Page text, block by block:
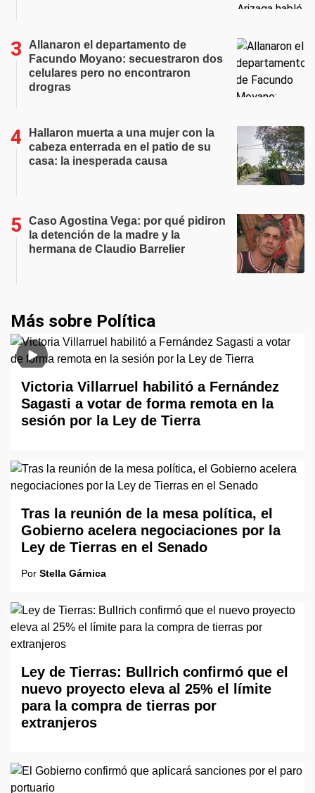
Allanaron el departamento de
Facundo Moyano: secuestraron dos
celulares pero no encontraron
drogras
Hallaron muerta a una mujer con la
cabeza enterrada en el patio de su
casa: la inesperada causa
Caso Agostina Vega: por qué pidiron
la detención de la madre y la
hermana de Claudio Barrelier
Más sobre Política
Victoria Villarruel habilitó a Fernández
Sagasti a votar de forma remota en la
sesión por la Ley de Tierra
Tras la reunión de la mesa política, el
Gobierno acelera negociaciones por la
Ley de Tierras en el Senado
Por Stella Gárnica
Ley de Tierras: Bullrich confirmó que el
nuevo proyecto eleva al 25% el límite
para la compra de tierras por
extranjeros